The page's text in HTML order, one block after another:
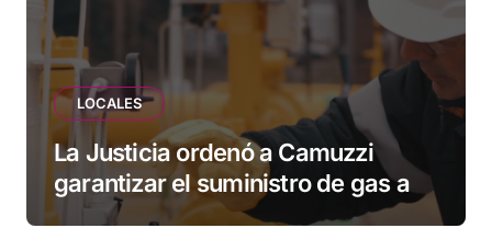
LOCALES
La Justicia ordenó a Camuzzi
garantizar el suministro de gas a
una familia de Tolhuin